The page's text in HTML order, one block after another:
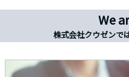
We
株式会社クウゼンで